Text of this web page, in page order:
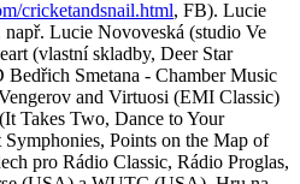
cricketandsnail.html, FB). Lucie
Lucie Novoveská (studio Ve
(vlastní skladby, Deer Star
Smetana - Chamber Music
and Virtuosi (EMI Classic)
Takes Two, Dance to Your
Symphonies, Points on the Map of
pro Rádio Classic, Rádio Proglas,